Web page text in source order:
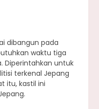
dibangun pada
waktu tiga
Diperintahkan untuk
terkenal Jepang
itu, kastil ini